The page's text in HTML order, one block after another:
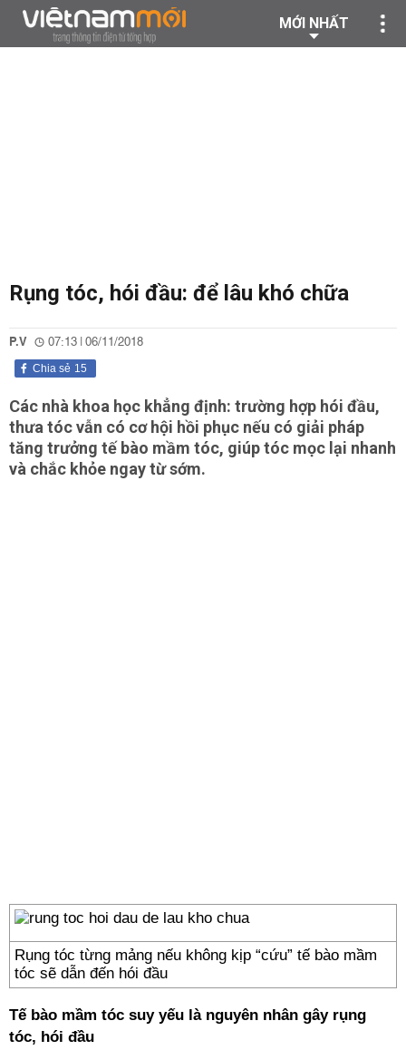
MỚI NHẤT
Rụng tóc, hói đầu: để lâu khó chữa
P.V 07:13 | 06/11/2018
15
Chia sẻ
Các nhà khoa học khẳng định: trường hợp hói đầu,
thưa tóc vẫn có cơ hội hồi phục nếu có giải pháp
tăng trưởng tế bào mầm tóc, giúp tóc mọc lại nhanh
và chắc khỏe ngay từ sớm.
Rụng tóc từng mảng nếu không kịp “cứu” tế bào mầm
tóc sẽ dẫn đến hói đầu
Tế bào mầm tóc suy yếu là nguyên nhân gây rụng
tóc, hói đầu